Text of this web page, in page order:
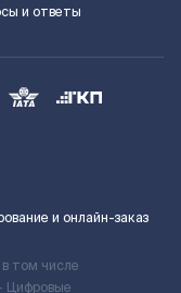
и ответы
и онлайн-заказ
том числе
Цифровые